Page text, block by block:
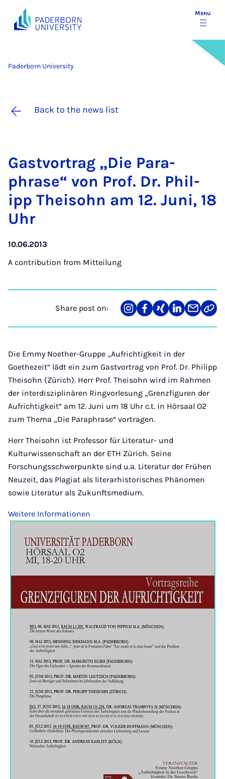
Menu
Paderborn University
Back to the news list
Gastvor­trag „Die Para­
phrase“ von Prof. Dr. Phil­
ipp The­isohn am 12. Juni, 18
Uhr
10.06.2013
A contribution from Mitteilung
Share post on:
Share
on
Teilen
auf
Teilen
auf
Teilen
auf
Teilen
über
Link
Die Emmy Noether-Gruppe „Aufrichtigkeit in der
Goethezeit“ lädt ein zum Gastvortrag von Prof. Dr. Philipp
Theisohn (Zürich). Herr Prof. Theisohn wird im Rahmen
der interdisziplinären Ringvorlesung „Grenzfiguren der
Aufrichtigkeit“ am 12. Juni um 18 Uhr c.t. in Hörsaal O2
zum Thema „Die Paraphrase“ vortragen.
Herr Theisohn ist Professor für Literatur- und
Kulturwissenschaft an der ETH Zürich. Seine
Forschungsschwerpunkte sind u.a. Literatur der Frühen
Neuzeit, das Plagiat als literarhistorisches Phänomen
sowie Literatur als Zukunftsmedium.
Weitere Informationen